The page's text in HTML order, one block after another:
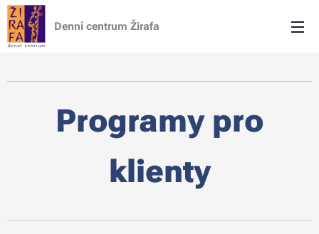
Denní centrum Žirafa
Programy pro
klienty